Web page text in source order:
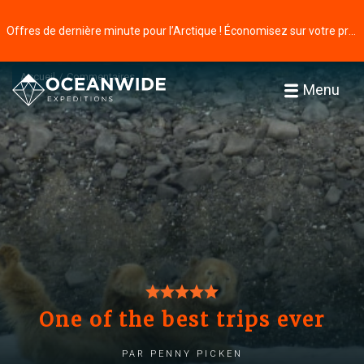
Menu
Accueil Commentaires
One of the best trips ever
par Penny Picken